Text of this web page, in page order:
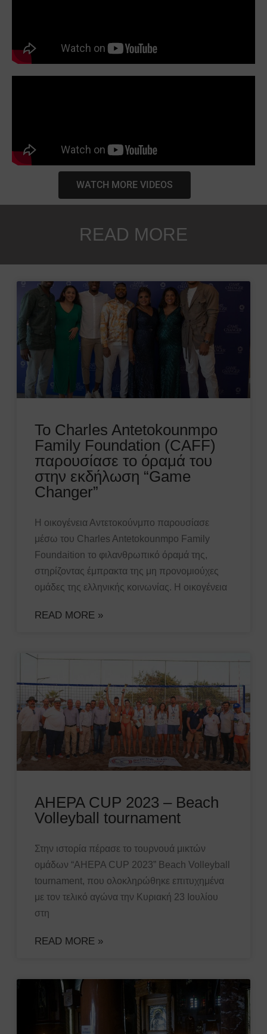
WATCH MORE VIDEOS
READ MORE
Το Charles Antetokounmpo
Family Foundation (CAFF)
παρουσίασε το όραμά του
στην εκδήλωση “Game
Changer”
Η οικογένεια Αντετοκούνμπο παρουσίασε
μέσω του Charles Antetokounmpo Family
Foundaition το φιλανθρωπικό όραμά της,
στηρίζοντας έμπρακτα της μη προνομιούχες
ομάδες της ελληνικής κοινωνίας. Η οικογένεια
READ MORE »
AHEPA CUP 2023 – Beach
Volleyball tournament
Στην ιστορία πέρασε το τουρνουά μικτών
ομάδων “AHEPA CUP 2023” Beach Volleyball
tournament, που ολοκληρώθηκε επιτυχημένα
με τον τελικό αγώνα την Κυριακή 23 Ιουλίου
στη
READ MORE »